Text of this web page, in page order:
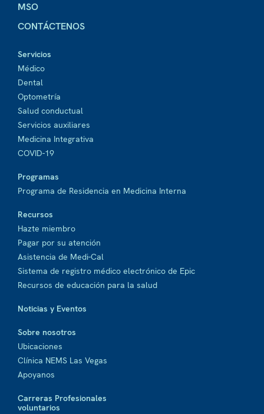
MSO
CONTÁCTENOS
Servicios
Médico
Dental
Optometría
Salud conductual
Servicios auxiliares
Medicina Integrativa
COVID-19
Programas
Programa de Residencia en Medicina Interna
Recursos
Hazte miembro
Pagar por su atención
Asistencia de Medi-Cal
Sistema de registro médico electrónico de Epic
Recursos de educación para la salud
Noticias y Eventos
Sobre nosotros
Ubicaciones
Clínica NEMS Las Vegas
Apoyanos
Carreras Profesionales
voluntarios